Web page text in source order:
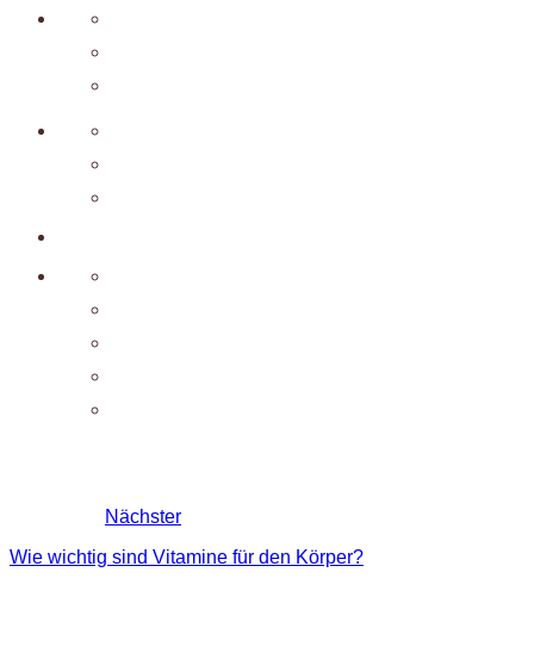
Nächster
Wie wichtig sind Vitamine für den Körper?